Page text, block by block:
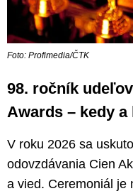
Foto: Profimedia/ČTK
98. ročník
Awards – kedy
V roku 2026 sa
odovzdávania Cien
a vied. Ceremoniál je